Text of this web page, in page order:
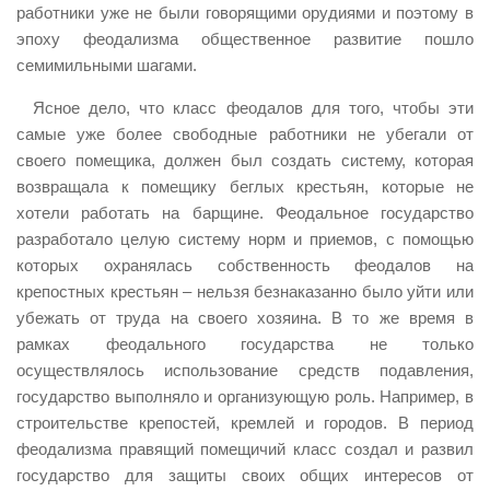
работники уже не были говорящими орудиями и поэтому в
эпоху феодализма общественное развитие пошло
семимильными шагами.
Ясное дело, что класс феодалов для того, чтобы эти
самые уже более свободные работники не убегали от
своего помещика, должен был создать систему, которая
возвращала к помещику беглых крестьян, которые не
хотели работать на барщине. Феодальное государство
разработало целую систему норм и приемов, с помощью
которых охранялась собственность феодалов на
крепостных крестьян – нельзя безнаказанно было уйти или
убежать от труда на своего хозяина. В то же время в
рамках феодального государства не только
осуществлялось использование средств подавления,
государство выполняло и организующую роль. Например, в
строительстве крепостей, кремлей и городов. В период
феодализма правящий помещичий класс создал и развил
государство для защиты своих общих интересов от